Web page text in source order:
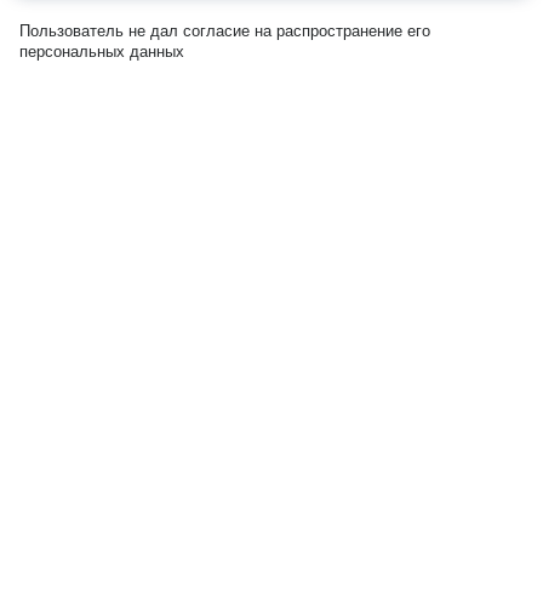
Пользователь не дал согласие на распространение его
персональных данных